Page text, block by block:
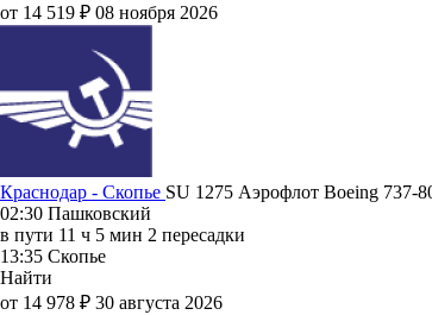
от 14 519 ₽ 08 ноября 2026
Краснодар - Скопье SU 1275 Аэрофлот Boeing 737-
02:30 Пашковский
в пути 11 ч 5 мин 2 пересадки
13:35 Скопье
Найти
от 14 978 ₽ 30 августа 2026